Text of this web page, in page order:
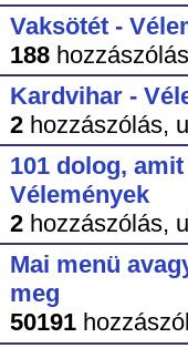
Vaksötét -
188
Kardvihar -
2hozzászólás,
101 dolog,
Vélemények
2hozzászólás,
Mai menü
meg
50191